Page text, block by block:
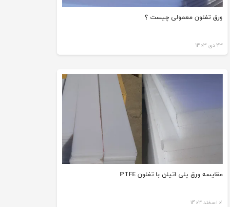
ورق تفلون معمولی چیست ؟
23 دی 1403
مقایسه ورق پلی اتیلن با تفلون PTFE
01 اسفند 1403